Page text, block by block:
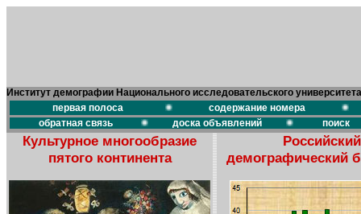
Институт демографии Национального исследовательского
первая полоса
содержание номера
обратная связь
доска объявлений поиск
Культурное многообразие
пятого континента
Российский
демографический